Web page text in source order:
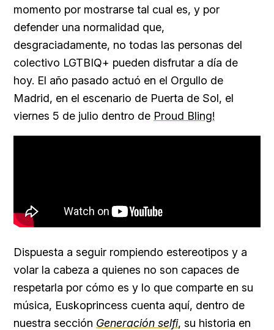
momento por mostrarse tal cual es, y por
defender una normalidad que,
desgraciadamente, no todas las personas del
colectivo LGTBIQ+ pueden disfrutar a día de
hoy. El año pasado actuó en el Orgullo de
Madrid, en el escenario de Puerta de Sol, el
viernes 5 de julio dentro de Proud Bling!
Dispuesta a seguir rompiendo estereotipos y a
volar la cabeza a quienes no son capaces de
respetarla por cómo es y lo que comparte en su
música, Euskoprincess cuenta aquí, dentro de
nuestra sección Generación selfi, su historia en